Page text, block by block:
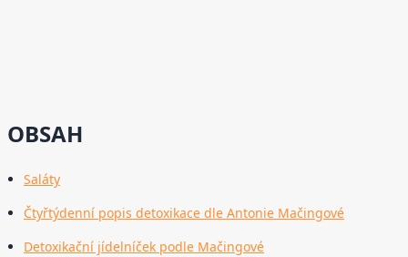
OBSAH
Saláty
Čtyřtýdenní popis detoxikace dle Antonie Mačingové
Detoxikační jídelníček podle Mačingové